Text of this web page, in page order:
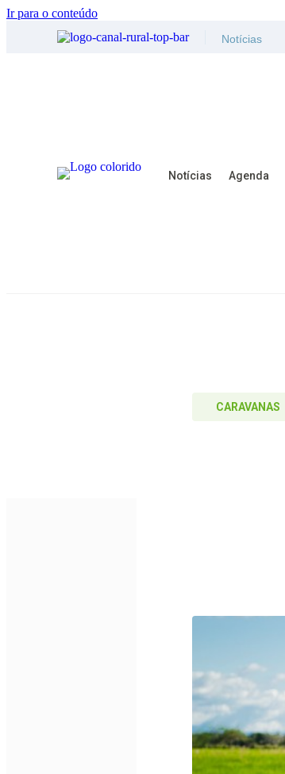
Ir para o conteúdo
Notícias
Notícias Agenda
CARAVANAS